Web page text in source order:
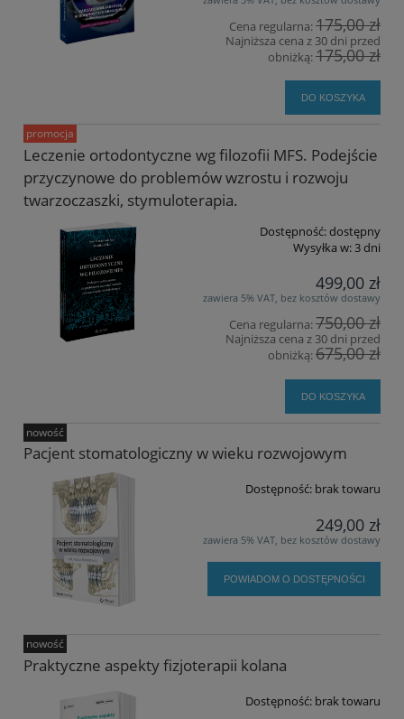
Cena regularna:175,00 zł
Najniższa cena z 30 dni przed
obniżką:175,00 zł
DO KOSZYKA
Leczenie ortodontyczne wg filozofii MFS. Podejście
przyczynowe do problemów wzrostu i rozwoju
twarzoczaszki, stymuloterapia.
Dostępność:dostępny
Wysyłka w:3 dni
499,00 zł
zawiera 5% VAT, bez kosztów dostawy
Cena regularna:750,00 zł
Najniższa cena z 30 dni przed
obniżką:675,00 zł
DO KOSZYKA
promocja
Pacjent stomatologiczny w wieku rozwojowym
Dostępność: brak towaru
249,00 zł
zawiera 5% VAT, bez kosztów dostawy
POWIADOM O DOSTĘPNOŚCI
nowość
Praktyczne aspekty fizjoterapii kolana
Dostępność: brak towaru
nowość